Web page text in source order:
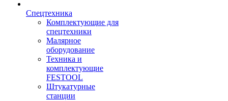
Спецтехника
Комплектующие для
спецтехники
Малярное
оборудование
Техника и
комплектующие
FESTOOL
Штукатурные
станции